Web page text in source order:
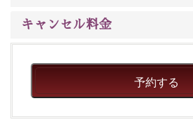
上諏訪温泉“しんゆ”なら諏訪大社
清らかな源泉、自然の恵みあるお
るお部屋、 大人のたしなみを感じ
癒される宿で贅沢に幸せのときを
さい。
キャンセル料金
予約する